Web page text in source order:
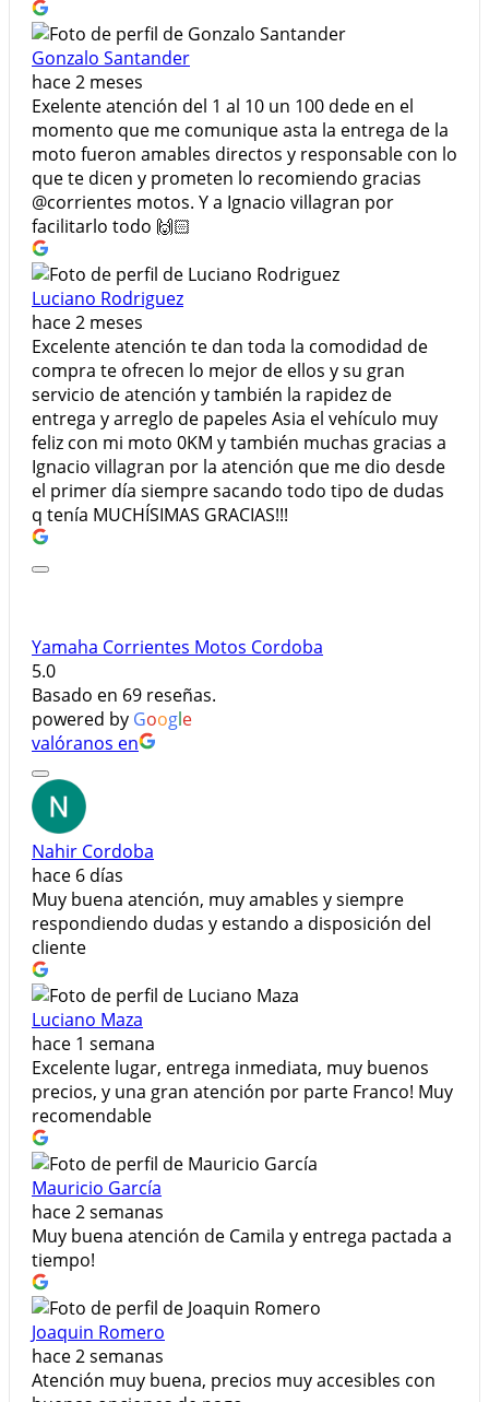
Gonzalo Santander
hace 2 meses
Exelente atención del 1 al 10 un 100 dede en el
momento que me comunique asta la entrega de la
moto fueron amables directos y responsable con lo
que te dicen y prometen lo recomiendo gracias
@corrientes motos. Y a Ignacio villagran por
facilitarlo todo 🙌🏻
Luciano Rodriguez
hace 2 meses
Excelente atención te dan toda la comodidad de
compra te ofrecen lo mejor de ellos y su gran
servicio de atención y también la rapidez de
entrega y arreglo de papeles Asia el vehículo muy
feliz con mi moto 0KM y también muchas gracias a
Ignacio villagran por la atención que me dio desde
el primer día siempre sacando todo tipo de dudas
q tenía MUCHÍSIMAS GRACIAS!!!
Yamaha Corrientes Motos Cordoba
5.0
Basado en 69 reseñas.
powered by Google
valóranos en
Nahir Cordoba
hace 6 días
Muy buena atención, muy amables y siempre
respondiendo dudas y estando a disposición del
cliente
Luciano Maza
hace 1 semana
Excelente lugar, entrega inmediata, muy buenos
precios, y una gran atención por parte Franco! Muy
recomendable
Mauricio García
hace 2 semanas
Muy buena atención de Camila y entrega pactada a
tiempo!
Joaquin Romero
hace 2 semanas
Atención muy buena, precios muy accesibles con